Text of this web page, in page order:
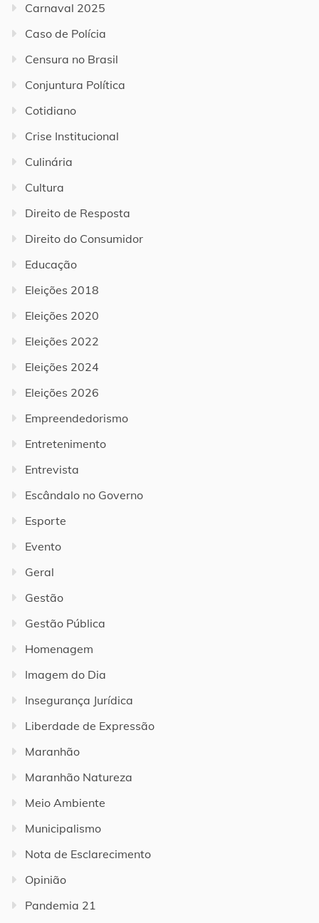
Carnaval 2025
Caso de Polícia
Censura no Brasil
Conjuntura Política
Cotidiano
Crise Institucional
Culinária
Cultura
Direito de Resposta
Direito do Consumidor
Educação
Eleições 2018
Eleições 2020
Eleições 2022
Eleições 2024
Eleições 2026
Empreendedorismo
Entretenimento
Entrevista
Escândalo no Governo
Esporte
Evento
Geral
Gestão
Gestão Pública
Homenagem
Imagem do Dia
Insegurança Jurídica
Liberdade de Expressão
Maranhão
Maranhão Natureza
Meio Ambiente
Municipalismo
Nota de Esclarecimento
Opinião
Pandemia 21